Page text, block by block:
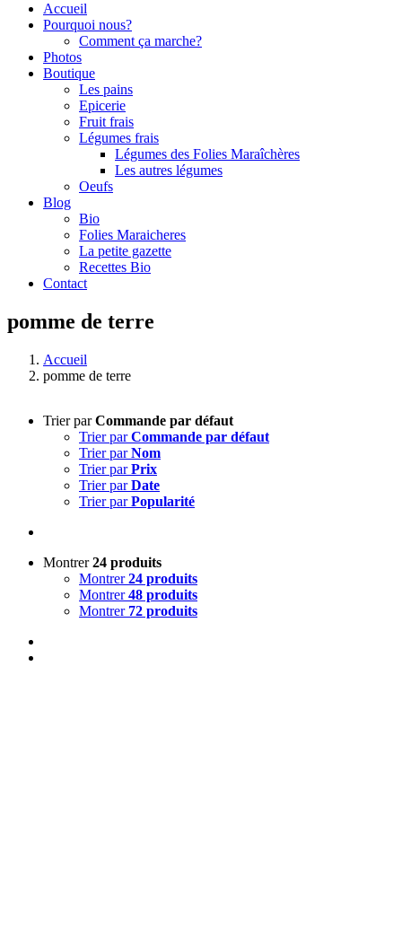
Accueil
Pourquoi nous?
Comment ça marche?
Photos
Boutique
Les pains
Epicerie
Fruit frais
Légumes frais
Légumes des Folies Maraîchères
Les autres légumes
Oeufs
Blog
Bio
Folies Maraicheres
La petite gazette
Recettes Bio
Contact
pomme de terre
Accueil
pomme de terre
Trier parCommande par défaut
Trier parCommande par défaut
Trier parNom
Trier parPrix
Trier parDate
Trier parPopularité
Montrer24 produits
Montrer24 produits
Montrer48 produits
Montrer 72 produits